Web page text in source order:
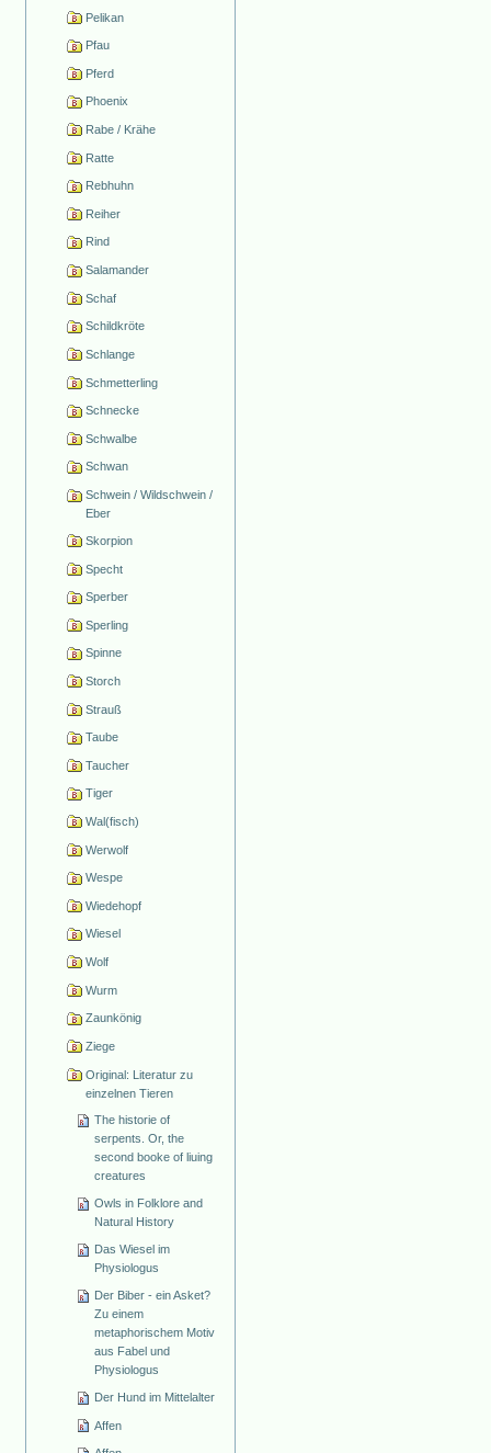
Pelikan
Pfau
Pferd
Phoenix
Rabe / Krähe
Ratte
Rebhuhn
Reiher
Rind
Salamander
Schaf
Schildkröte
Schlange
Schmetterling
Schnecke
Schwalbe
Schwan
Schwein / Wildschwein /
Eber
Skorpion
Specht
Sperber
Sperling
Spinne
Storch
Strauß
Taube
Taucher
Tiger
Wal(fisch)
Werwolf
Wespe
Wiedehopf
Wiesel
Wolf
Wurm
Zaunkönig
Ziege
Original: Literatur zu
einzelnen Tieren
The historie of
serpents. Or, the
second booke of liuing
creatures
Owls in Folklore and
Natural History
Das Wiesel im
Physiologus
Der Biber - ein Asket?
Zu einem
metaphorischem Motiv
aus Fabel und
Physiologus
Der Hund im Mittelalter
Affen